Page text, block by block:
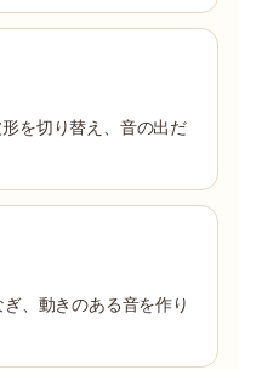
を切り替え、音の出だ
、動きのある音を作り